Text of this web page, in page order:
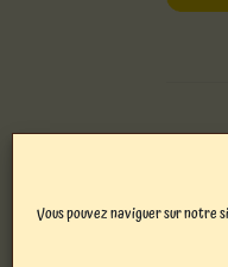
Vous pouvez naviguer sur notre